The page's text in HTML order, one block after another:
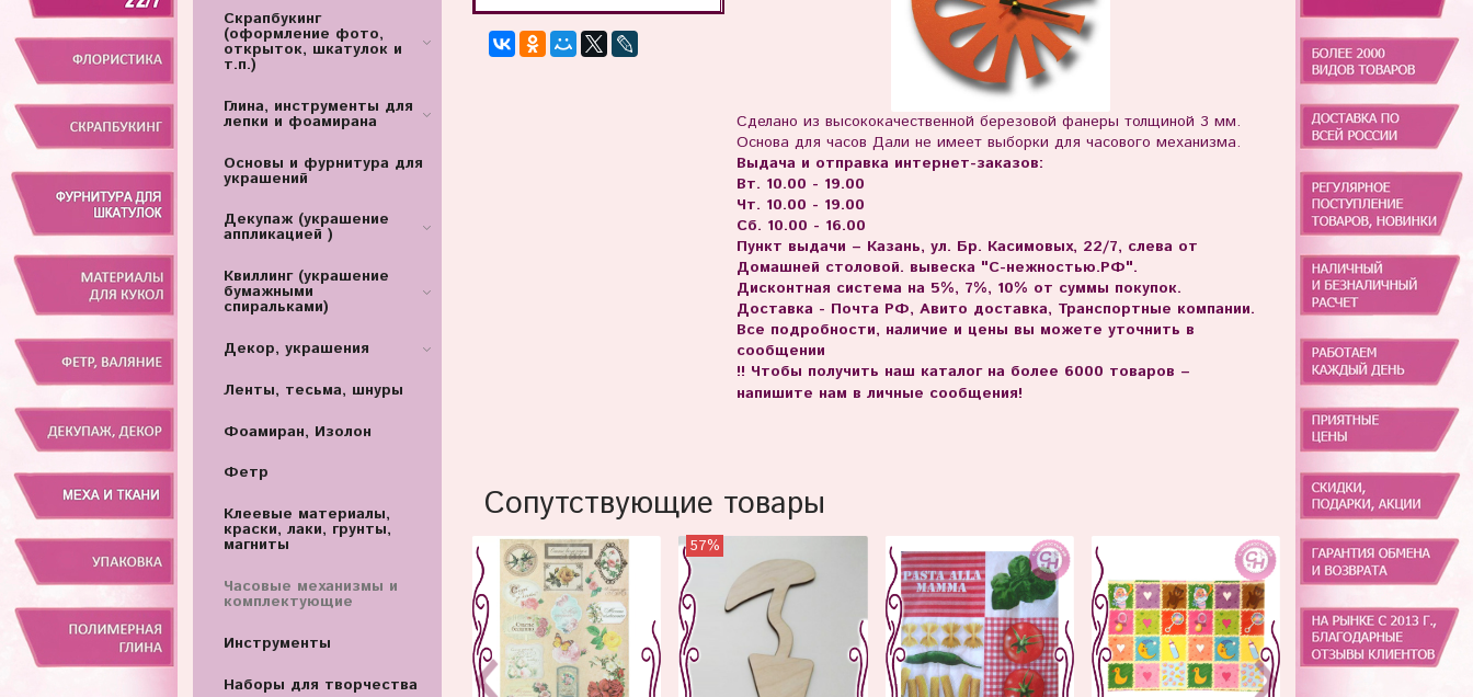
Сделано из высококачественной березовой фанеры толщиной 3 мм.
Основа для часов Дали не имеет выборки для часового механизма.
Выдача и отправка интернет-заказов:
Вт. 10.00 - 19.00
Чт. 10.00 - 19.00
Сб. 10.00 - 16.00
Пункт выдачи – Казань, ул. Бр. Касимовых, 22/7, слева от
Домашней столовой. вывеска "С-нежностью.РФ".
Дисконтная система на 5%, 7%, 10% от суммы покупок.
Доставка - Почта РФ, Авито доставка, Транспортные компании.
Все подробности, наличие и цены вы можете уточнить в
сообщении
!! Чтобы получить наш каталог на более 6000 товаров –
напишите нам в личные сообщения!
Сопутствующие товары
57%
Скрапбукинг
(оформление фото,
открыток, шкатулок и
т.п.)
Глина, инструменты для
лепки и фоамирана
Основы и фурнитура для
украшений
Декупаж (украшение
аппликацией )
Квиллинг (украшение
бумажными
спиральками)
Декор, украшения
Ленты, тесьма, шнуры
Фоамиран, Изолон
Фетр
Клеевые материалы,
краски, лаки, грунты,
магниты
Часовые механизмы и
комплектующие
Инструменты
Наборы для творчества